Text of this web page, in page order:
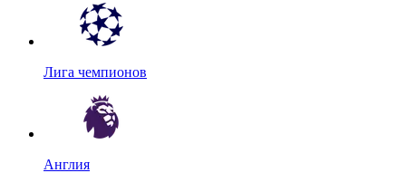
Лига чемпионов
Англия